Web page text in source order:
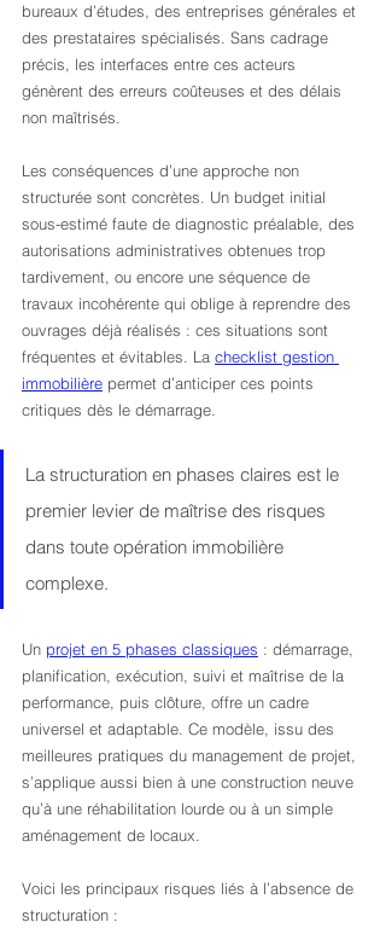
bureaux d’études, des entreprises générales et
des prestataires spécialisés. Sans cadrage
précis, les interfaces entre ces acteurs
génèrent des erreurs coûteuses et des délais
non maîtrisés.
Les conséquences d’une approche non
structurée sont concrètes. Un budget initial
sous-estimé faute de diagnostic préalable, des
autorisations administratives obtenues trop
tardivement, ou encore une séquence de
travaux incohérente qui oblige à reprendre des
ouvrages déjà réalisés : ces situations sont
fréquentes et évitables. La checklist gestion
immobilière permet d’anticiper ces points
critiques dès le démarrage.
La structuration en phases claires est le
premier levier de maîtrise des risques
dans toute opération immobilière
complexe.
Un projet en 5 phases classiques : démarrage,
planification, exécution, suivi et maîtrise de la
performance, puis clôture, offre un cadre
universel et adaptable. Ce modèle, issu des
meilleures pratiques du management de projet,
s’applique aussi bien à une construction neuve
qu’à une réhabilitation lourde ou à un simple
aménagement de locaux.
Voici les principaux risques liés à l’absence de
structuration :